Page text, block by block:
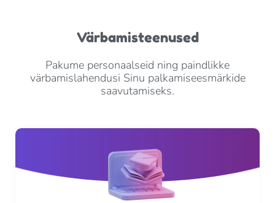
Värbamisteenused
Pakume personaalseid ning paindlikke
värbamislahendusi Sinu palkamiseesmärkide
saavutamiseks.